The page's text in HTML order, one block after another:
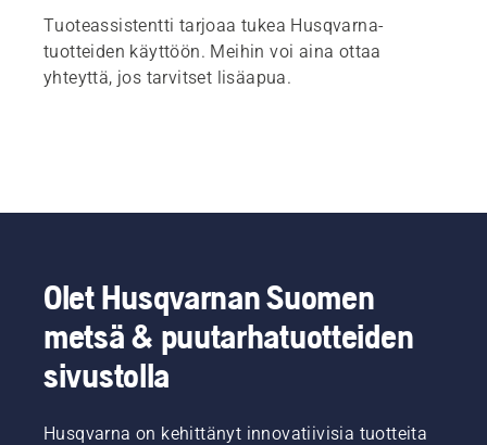
Tuoteassistentti tarjoaa tukea Husqvarna-
tuotteiden käyttöön. Meihin voi aina ottaa
yhteyttä, jos tarvitset lisäapua.
Olet Husqvarnan Suomen
metsä & puutarhatuotteiden
sivustolla
Husqvarna on kehittänyt innovatiivisia tuotteita